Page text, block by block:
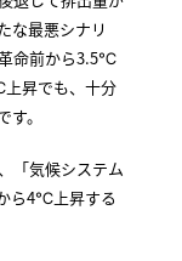
な最悪シナリ
命前から3.5℃
昇でも、十分
。
「気候システム
ら4℃上昇する